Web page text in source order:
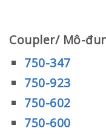
Coupler/ Mô-
750-347
750-923
750-602
750-600